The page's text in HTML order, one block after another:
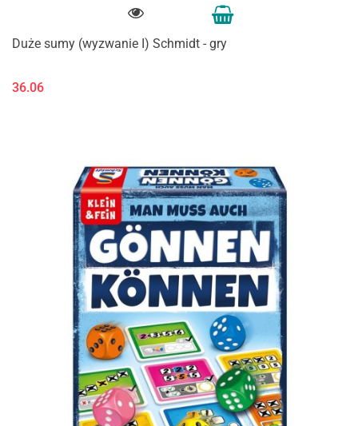
Duże sumy (wyzwanie I) Schmidt - gry
36.06